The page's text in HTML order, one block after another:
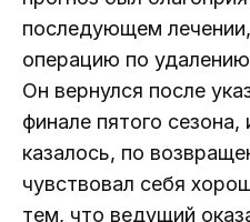
последующем
операцию по
Он вернулся после
финале пятого сезона,
казалось, по
чувствовал себя
тем, что ведущий